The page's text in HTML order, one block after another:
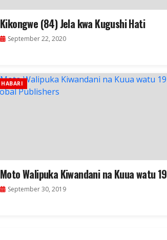
Kikongwe (84) Jela kwa Kugushi Hati
September 22, 2020
HABARI
Moto Walipuka Kiwandani na Kuua watu 19
September 30, 2019